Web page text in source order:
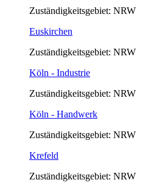
Zuständigkeitsgebiet: NRW
Euskirchen
Zuständigkeitsgebiet: NRW
Köln - Industrie
Zuständigkeitsgebiet: NRW
Köln - Handwerk
Zuständigkeitsgebiet: NRW
Krefeld
Zuständigkeitsgebiet: NRW